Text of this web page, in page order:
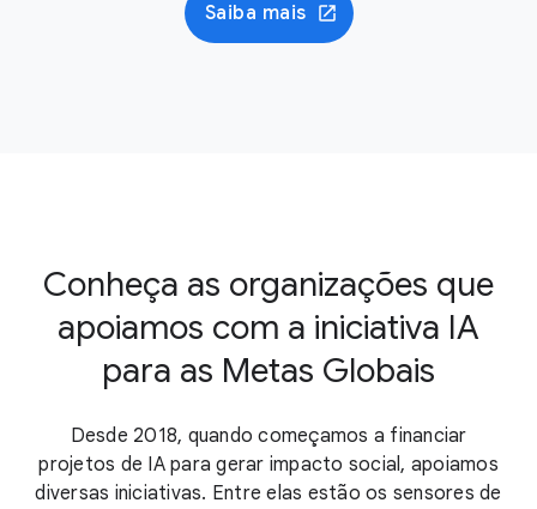
Saiba mais
Conheça as organizações que
apoiamos com a iniciativa IA
para as Metas Globais
Desde 2018, quando começamos a financiar
projetos de IA para gerar impacto social, apoiamos
diversas iniciativas. Entre elas estão os sensores de